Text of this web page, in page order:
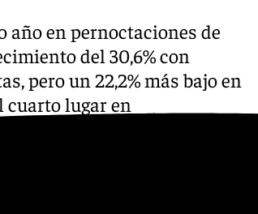
año en pernoctaciones de
del 30,6% con
pero un 22,2% más bajo en
cuarto lugar en
(el 4,1% del total
de noche de turistas
Benalmádena”, apostilló.
más mercado alemán,